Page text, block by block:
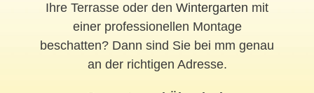
Ihre Terrasse oder den Wintergarten mit
einer professionellen Montage
beschatten? Dann sind Sie bei mm genau
an der richtigen Adresse.